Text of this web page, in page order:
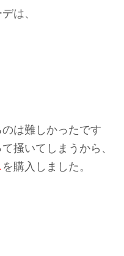
は、
は難しかったです
掻いてしまうから、
を購入しました。